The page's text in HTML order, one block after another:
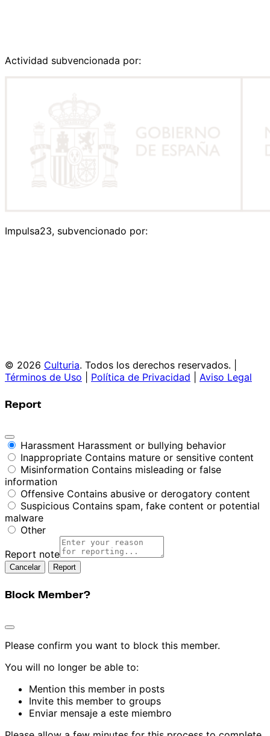
Actividad subvencionada por:
Impulsa23, subvencionado por:
© 2026 Culturia. Todos los derechos reservados. |
Términos de Uso
Política de Privacidad Aviso Legal
Report
Harassment Harassment or bullying behavior
Inappropriate Contains mature or sensitive content
Misinformation Contains misleading or false
information
Offensive Contains abusive or derogatory content
Suspicious Contains spam, fake content or potential
malware
Other
Report note
Report
Block Member?
Please confirm you want to block this member.
You will no longer be able to:
Mention this member in posts
Invite this member to groups
Enviar mensaje a este miembro